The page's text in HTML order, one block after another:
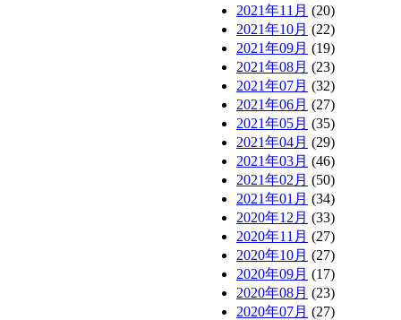
2021年11月 (20)
2021年10月 (22)
2021年09月 (19)
2021年08月 (23)
2021年07月 (32)
2021年06月 (27)
2021年05月 (35)
2021年04月 (29)
2021年03月 (46)
2021年02月 (50)
2021年01月 (34)
2020年12月 (33)
2020年11月 (27)
2020年10月 (27)
2020年09月 (17)
2020年08月 (23)
2020年07月 (27)